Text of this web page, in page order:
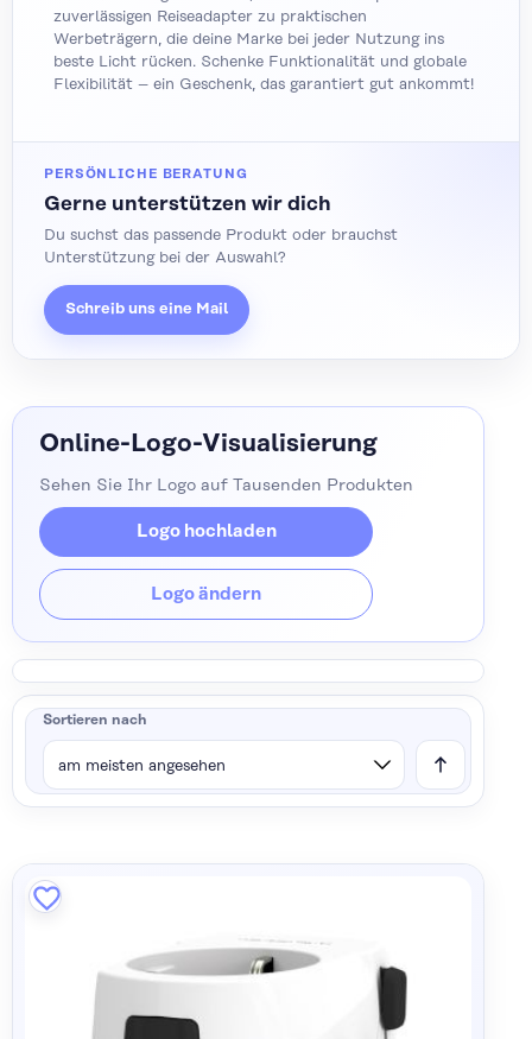
zuverlässigen Reiseadapter zu praktischen
Werbeträgern, die deine Marke bei jeder Nutzung ins
beste Licht rücken. Schenke Funktionalität und globale
Flexibilität – ein Geschenk, das garantiert gut ankommt!
PERSÖNLICHE BERATUNG
Gerne unterstützen wir dich
Du suchst das passende Produkt oder brauchst
Unterstützung bei der Auswahl?
Schreib uns eine Mail
Online-Logo-Visualisierung
Sehen Sie Ihr Logo auf Tausenden Produkten
Logo hochladen
Logo ändern
Sortieren nach